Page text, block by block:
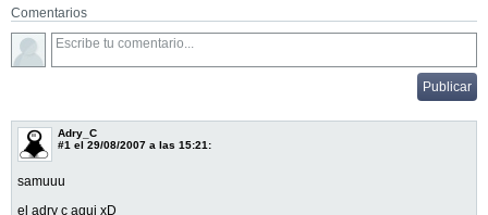
Comentarios
Adry_C
#1 el 29/08/2007 a las 15:21:
samuuu
el adry c aqui xD